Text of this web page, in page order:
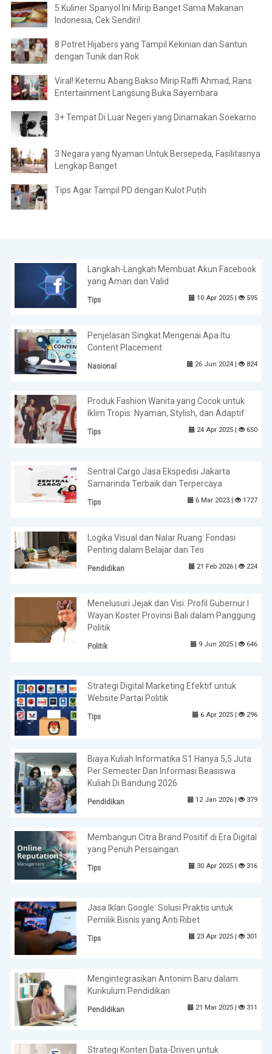
5 Kuliner Spanyol Ini Mirip Banget Sama Makanan
Indonesia, Cek Sendiri!
8 Potret Hijabers yang Tampil Kekinian dan Santun
dengan Tunik dan Rok
Viral! Ketemu Abang Bakso Mirip Raffi Ahmad, Rans
Entertainment Langsung Buka Sayembara
3+ Tempat Di Luar Negeri yang Dinamakan Soekarno
3 Negara yang Nyaman Untuk Bersepeda, Fasilitasnya
Lengkap Banget
Tips Agar Tampil PD dengan Kulot Putih
Langkah-Langkah Membuat Akun Facebook
yang Aman dan Valid
Tips 10 Apr 2025 | 595
Penjelasan Singkat Mengenai Apa Itu
Content Placement
Nasional 26 Jun 2024 | 824
Produk Fashion Wanita yang Cocok untuk
Iklim Tropis: Nyaman, Stylish, dan Adaptif
Tips 24 Apr 2025 | 650
Sentral Cargo Jasa Ekspedisi Jakarta
Samarinda Terbaik dan Terpercaya
Tips 6 Mar 2023 | 1727
Logika Visual dan Nalar Ruang: Fondasi
Penting dalam Belajar dan Tes
Pendidikan 21 Feb 2026 | 224
Menelusuri Jejak dan Visi: Profil Gubernur I
Wayan Koster Provinsi Bali dalam Panggung
Politik
Politik 9 Jun 2025 | 646
Strategi Digital Marketing Efektif untuk
Website Partai Politik
Tips 6 Apr 2025 | 296
Biaya Kuliah Informatika S1 Hanya 5,5 Juta
Per Semester Dan Informasi Beasiswa
Kuliah Di Bandung 2026
Pendidikan 12 Jan 2026 | 379
Membangun Citra Brand Positif di Era Digital
yang Penuh Persaingan
Tips 30 Apr 2025 | 316
Jasa Iklan Google: Solusi Praktis untuk
Pemilik Bisnis yang Anti Ribet
Tips 23 Apr 2025 | 301
Mengintegrasikan Antonim Baru dalam
Kurikulum Pendidikan
Pendidikan 21 Mar 2025 | 311
Strategi Konten Data-Driven untuk